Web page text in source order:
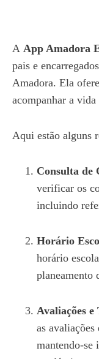
A App Amadora
pais e
Amadora. Ela
acompanhar a
Aqui estão alguns
Consulta de
verificar os
incluindo
Horário
horário
planeamento
Avaliações e
as avaliações
mantendo-se